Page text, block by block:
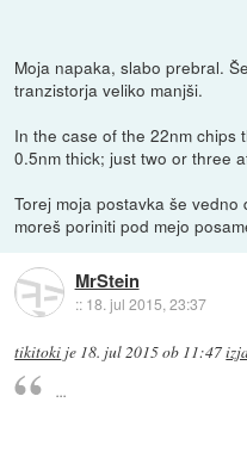
Moja napaka, slabo prebral.
tranzistorja veliko manjši.
In the case of the 22nm chips
0.5nm thick; just two or three
Torej moja postavka še
moreš poriniti pod mejo
MrStein
:: 18. jul 2015, 23:37
tikitoki je 18. jul 2015 ob 11:47
...